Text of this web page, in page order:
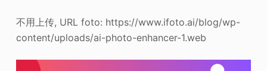
不用上传, URL foto: https://www.ifoto.ai/blog/wp-
content/uploads/ai-photo-enhancer-1.web